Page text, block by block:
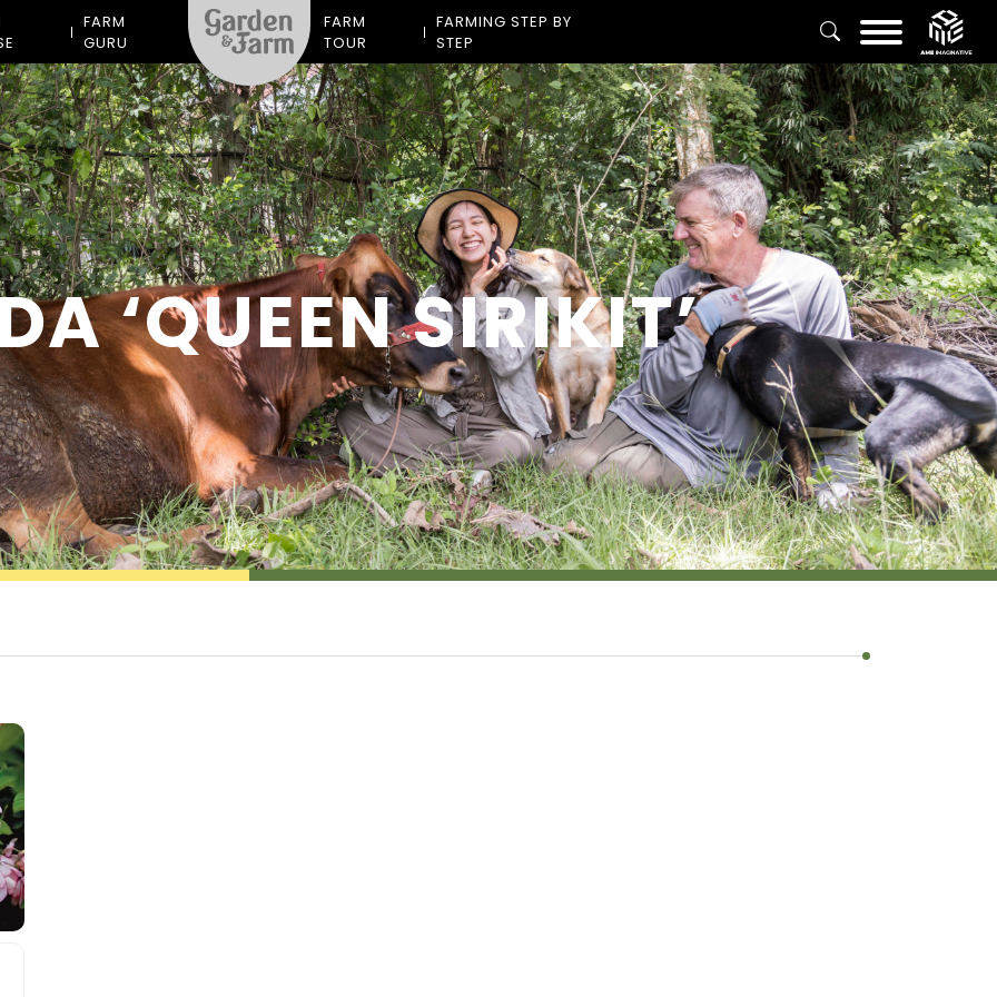
FARM
GURU
FARM
TOUR
FARMING STEP BY
STEP
‘QUEEN SIRIKIT’